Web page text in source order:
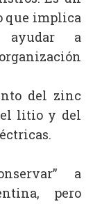
que implica
ayudar a
del zinc
litio y del
a
pero